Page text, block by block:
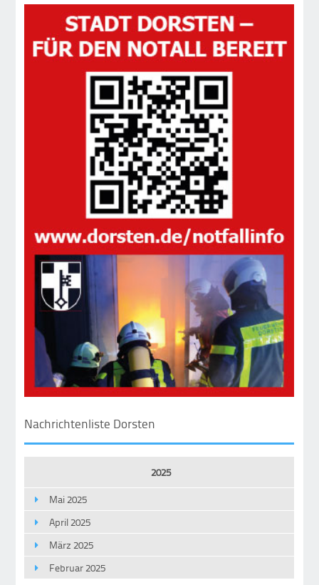
Nachrichtenliste Dorsten
2025
Mai 2025
April 2025
März 2025
Februar 2025